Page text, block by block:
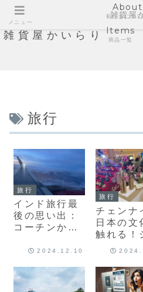
雑貨屋かいらり
About
私たちにつ
Items
商品一覧
旅行
旅行
インド旅行最
後の思い出：
コーチンから
の旅、ベトナ
ンでの乗り継
ぎ
2024.12.10
旅行
チェンナ
日本の文
触れる！
パンエキ
メニュー
雑貨屋